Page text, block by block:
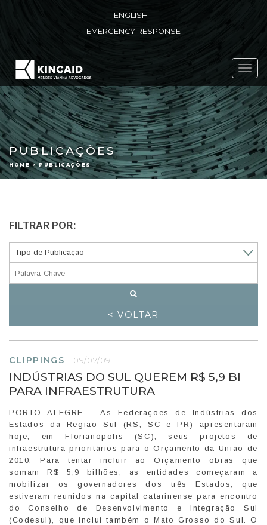
ENGLISH
EMERGENCY RESPONSE
PUBLICAÇÕES
HOME > PUBLICAÇÕES
FILTRAR POR:
< VOLTAR
CLIPPINGS -09/07/09
INDÚSTRIAS DO SUL QUEREM R$ 5,9 BI
PARA INFRAESTRUTURA
PORTO ALEGRE – As Federações de Indústrias dos
Estados da Região Sul (RS, SC e PR) apresentaram
hoje, em Florianópolis (SC), seus projetos de
infraestrutura prioritários para o Orçamento da União de
2010. Para tentar incluir ao Orçamento obras que
somam R$ 5,9 bilhões, as entidades começaram a
mobilizar os governadores dos três Estados, que
estiveram reunidos na capital catarinense para encontro
do Conselho de Desenvolvimento e Integração Sul
(Codesul), que inclui também o Mato Grosso do Sul. O